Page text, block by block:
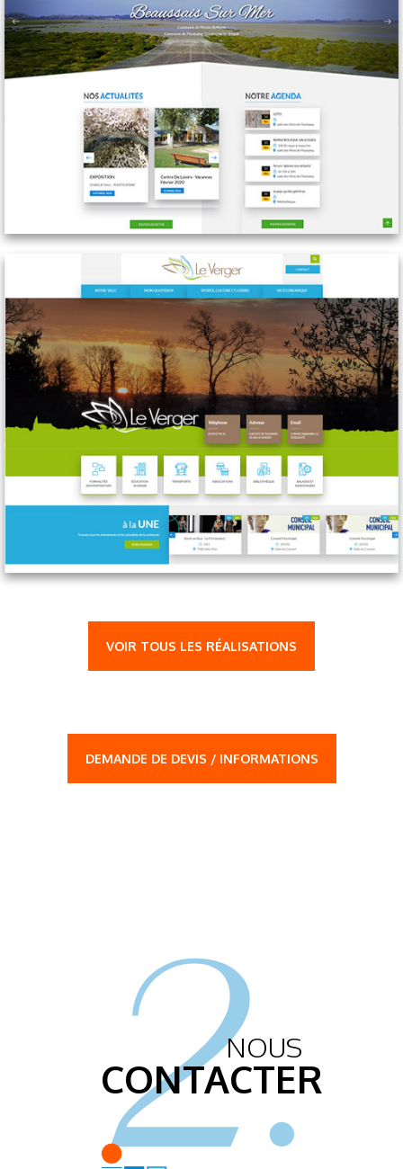
VOIR TOUS LES RÉALISATIONS
DEMANDE DE DEVIS / INFORMATIONS
2.
NOUS
CONTACTER